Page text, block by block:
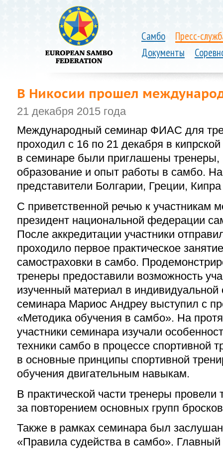
Самбо
Пресс-
Документы
В Никосии прошел
21 декабря 2015 года
Международный семинар ФИАС для
проходил с 16 по 21 декабря в
в семинаре были приглашены
образование и опыт работы в самбо.
представители Болгарии, Греции,
С приветственной речью к участникам
президент национальной федерации
После аккредитации участники
проходило первое практическое
самостраховки в самбо.
тренеры предоставили возможность
изученный материал в индивидуальной
семинара Мариос Андреу выступил с
«Методика обучения в самбо». На
участники семинара изучали
техники самбо в процессе спортивной
в основные принципы спортивной
обучения двигательным навыкам.
В практической части тренеры провели
за повторением основных групп
Также в рамках семинара был
«Правила судейства в самбо».